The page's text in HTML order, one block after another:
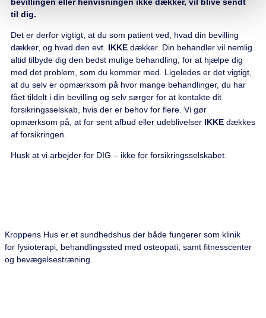
til dig.
Det er derfor vigtigt, at du som patient ved, hvad din bevilling
dækker, og hvad den evt. IKKE dækker. Din behandler vil nemlig
altid tilbyde dig den bedst mulige behandling, for at hjælpe dig
med det problem, som du kommer med. Ligeledes er det vigtigt,
at du selv er opmærksom på hvor mange behandlinger, du har
fået tildelt i din bevilling og selv sørger for at kontakte dit
forsikringsselskab, hvis der er behov for flere. Vi gør
opmærksom på, at for sent afbud eller udeblivelser IKKE dækkes
af forsikringen.
Husk at vi arbejder for DIG – ikke for forsikringsselskabet.
Kroppens Hus er et sundhedshus der både fungerer som klinik
for fysioterapi, behandlingssted med osteopati, samt fitnesscenter
og bevægelsestræning.